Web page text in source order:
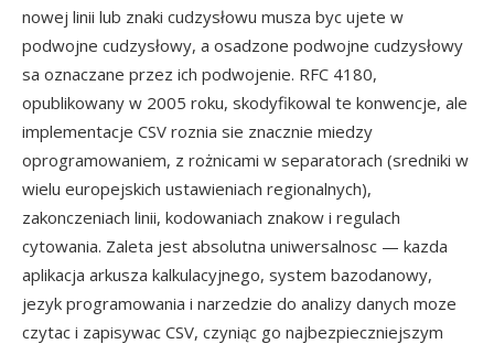
nowej linii lub znaki cudzysłowu musza byc ujete w
podwojne cudzysłowy, a osadzone podwojne cudzysłowy
sa oznaczane przez ich podwojenie. RFC 4180,
opublikowany w 2005 roku, skodyfikowal te konwencje, ale
implementacje CSV roznia sie znacznie miedzy
oprogramowaniem, z rożnicami w separatorach (sredniki w
wielu europejskich ustawieniach regionalnych),
zakonczeniach linii, kodowaniach znakow i regulach
cytowania. Zaleta jest absolutna uniwersalnosc — kazda
aplikacja arkusza kalkulacyjnego, system bazodanowy,
jezyk programowania i narzedzie do analizy danych moze
czytac i zapisywac CSV, czyniąc go najbezpieczniejszym